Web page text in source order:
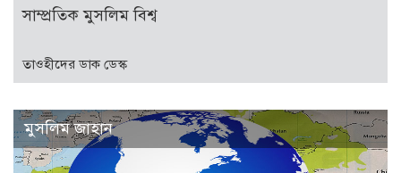
সাম্প্রতিক মুসলিম বিশ্ব
তাওহীদের ডাক ডেস্ক
মুসলিম জাহান